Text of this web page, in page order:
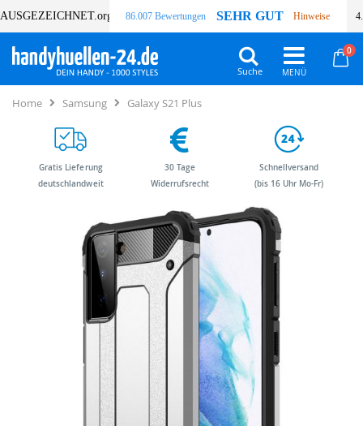
AUSGEZEICHNET.org 86.007 Bewertungen SEHR GUT Hinweise
0
Suche
Home Samsung Galaxy S21 Plus
Gratis Lieferung
deutschlandweit
30 Tage
Widerrufsrecht
Schnellversand
(bis 16 Uhr Mo-Fr)